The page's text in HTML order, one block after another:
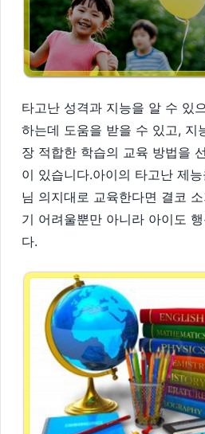
타고난 성격과 지능을 알 수 있
하는데 도움을 받을 수 있고, 지
장 적합한 학습의 교육 방법을
이 있습니다.아이의 타고난 제
님 의지대로 교육한다면 결코
기 어려울뿐만 아니라 아이도
다.